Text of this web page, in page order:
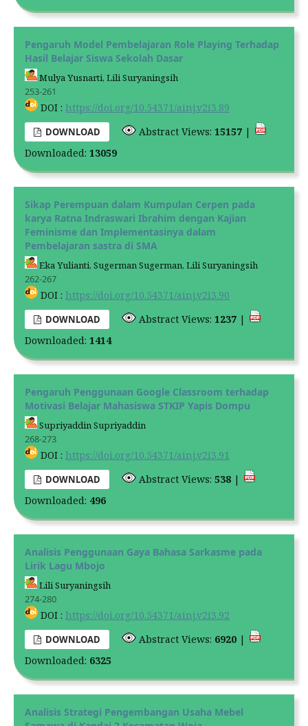
Pengaruh Model Pembelajaran Role Playing Terhadap
Hasil Belajar Siswa Sekolah Dasar
Mulya Yusnarti, Lili Suryaningsih
253-261
DOI : https://doi.org/10.54371/ainj.v2i3.89
DOWNLOAD Abstract Views:15157 |
Downloaded: 13059
Sikap Perempuan dalam Kumpulan Cerpen pada
karya Ratna Indraswari Ibrahim dengan Kajian
Feminisme dan Implementasinya dalam
Pembelajaran sastra di SMA
Eka Yulianti, Sugerman Sugerman, Lili Suryaningsih
262-267
DOI : https://doi.org/10.54371/ainj.v2i3.90
DOWNLOAD Abstract Views:1237 |
Downloaded: 1414
Pengaruh Penggunaan Google Classroom terhadap
Motivasi Belajar Mahasiswa STKIP Yapis Dompu
Supriyaddin Supriyaddin
268-273
DOI : https://doi.org/10.54371/ainj.v2i3.91
DOWNLOAD Abstract Views:538 |
Downloaded: 496
Analisis Penggunaan Gaya Bahasa Sarkasme pada
Lirik Lagu Mbojo
Lili Suryaningsih
274-280
DOI : https://doi.org/10.54371/ainj.v2i3.92
DOWNLOAD Abstract Views: 6920 |
Downloaded: 6325
Analisis Strategi Pengembangan Usaha Mebel